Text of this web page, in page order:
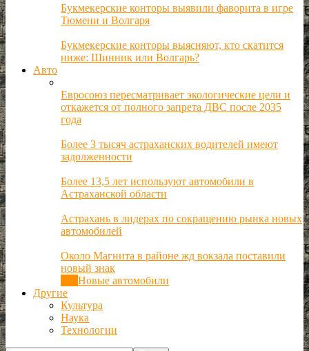
Букмекерские конторы выявили фаворита в игре
Тюмени и Волгаря
Букмекерские конторы выясняют, кто скатится
ниже: Шинник или Волгарь?
Авто
Евросоюз пересматривает экологические цели и
откажется от полного запрета ДВС после 2035
года
Более 3 тысяч астраханских водителей имеют
задолженности
Более 13,5 лет используют автомобили в
Астраханской области
Астрахань в лидерах по сокращению рынка новых
автомобилей
Около Магнита в районе жд вокзала поставили
новый знак
Новые автомобили
Другие
Культура
Наука
Технологии